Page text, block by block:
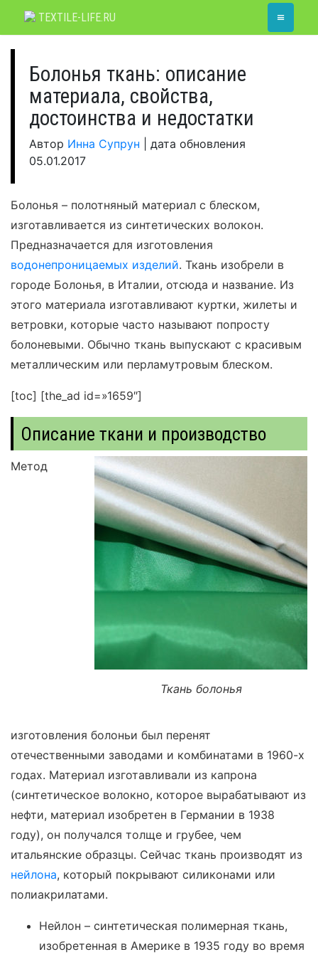
TEXTILE-LIFE.RU ≡
Болонья ткань: описание
материала, свойства,
достоинства и недостатки
Автор Инна Супрун
дата обновления
05.01.2017
Болонья – полотняный материал с блеском,
изготавливается из синтетических волокон.
Предназначается для изготовления
водонепроницаемых изделий. Ткань изобрели в
городе Болонья, в Италии, отсюда и название. Из
этого материала изготавливают куртки, жилеты и
ветровки, которые часто называют попросту
болоневыми. Обычно ткань выпускают с красивым
металлическим или перламутровым блеском.
[toc] [the_ad id=»1659″]
Описание ткани и производство
Ткань болонья
Метод
изготовления болоньи был перенят
отечественными заводами и комбинатами в 1960-х
годах. Материал изготавливали из капрона
(синтетическое волокно, которое вырабатывают из
нефти, материал изобретен в Германии в 1938
году), он получался толще и грубее, чем
итальянские образцы. Сейчас ткань производят из
нейлона, который покрывают силиконами или
полиакрилатами.
Нейлон – синтетическая полимерная ткань,
изобретенная в Америке в 1935 году во время